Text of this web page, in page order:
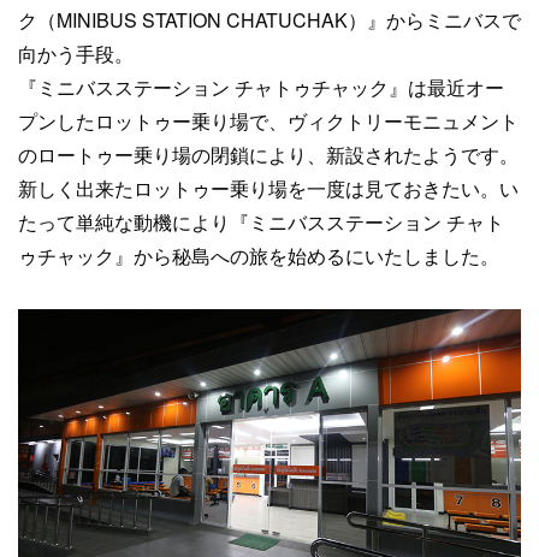
ク（MINIBUS STATION CHATUCHAK）』からミニバスで
向かう手段。
『ミニバスステーション チャトゥチャック』は最近オー
プンしたロットゥー乗り場で、ヴィクトリーモニュメント
のロートゥー乗り場の閉鎖により、新設されたようです。
新しく出来たロットゥー乗り場を一度は見ておきたい。い
たって単純な動機により『ミニバスステーション チャト
ゥチャック』から秘島への旅を始めるにいたしました。